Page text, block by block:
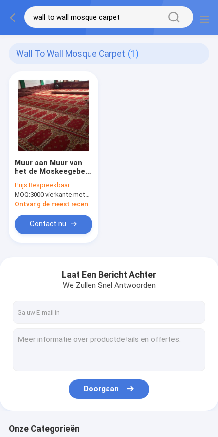
Wall To Wall Mosque Carpet (1)
Muur aan Muur van
het de Moskeegebed
van de de
Dekenbevloering het
Gebeddeken
Prijs:Bespreekbaar
MOQ:3000 vierkante meter per ontwerp
Contact nu
Laat Een Bericht Achter
We Zullen Snel Antwoorden
Doorgaan
Onze Categorieën